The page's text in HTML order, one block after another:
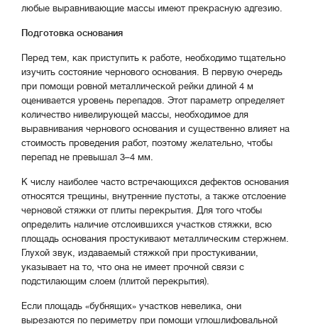
любые выравнивающие массы имеют прекрасную адгезию.
Подготовка основания
Перед тем, как приступить к работе, необходимо тщательно
изучить состояние чернового основания. В первую очередь
при помощи ровной металлической рейки длиной 4 м
оценивается уровень перепадов. Этот параметр определяет
количество нивелирующей массы, необходимое для
выравнивания чернового основания и существенно влияет на
стоимость проведения работ, поэтому желательно, чтобы
перепад не превышал 3–4 мм.
К числу наиболее часто встречающихся дефектов основания
относятся трещины, внутренние пустоты, а также отслоение
черновой стяжки от плиты перекрытия. Для того чтобы
определить наличие отслоившихся участков стяжки, всю
площадь основания простукивают металлическим стержнем.
Глухой звук, издаваемый стяжкой при простукивании,
указывает на то, что она не имеет прочной связи с
подстилающим слоем (плитой перекрытия).
Если площадь «бубнящих» участков невелика, они
вырезаются по периметру при помощи углошлифовальной